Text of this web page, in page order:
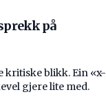
på
kritiske blikk. Ein «x-
gjere lite med.